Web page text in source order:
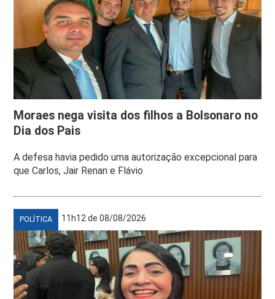
Moraes nega visita dos filhos a Bolsonaro no
Dia dos Pais
A defesa havia pedido uma autorização excepcional para
que Carlos, Jair Renan e Flávio
POLÍTICA 11h12 de 08/08/2026